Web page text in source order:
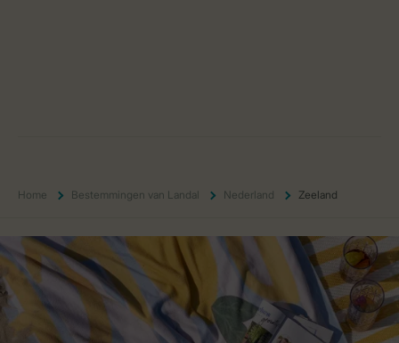
Home Bestemmingen van Landal Nederland Zeeland